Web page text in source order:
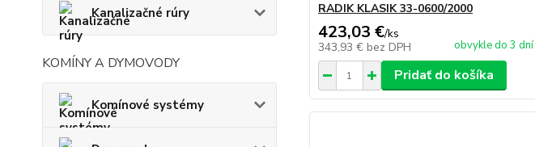
Kanalizačné rúry
KOMÍNY A DYMOVODY
Komínové systémy
RADIK KLASIK 33-0600/2000
423,03 €/ks
343,93 € bez DPH obvykle do 3 dní
Pridať do košíka